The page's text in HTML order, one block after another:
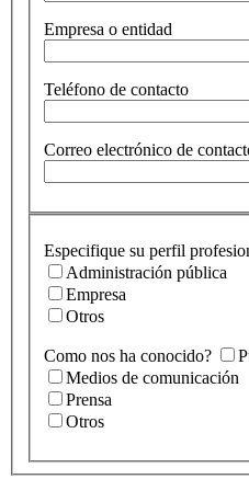
Empresa o entidad
Teléfono de contacto
Correo electrónico de
Especifique su perfil
Administración pública
Empresa
Otros
Como nos ha conocido?
Medios de comunicación
Prensa
Otros